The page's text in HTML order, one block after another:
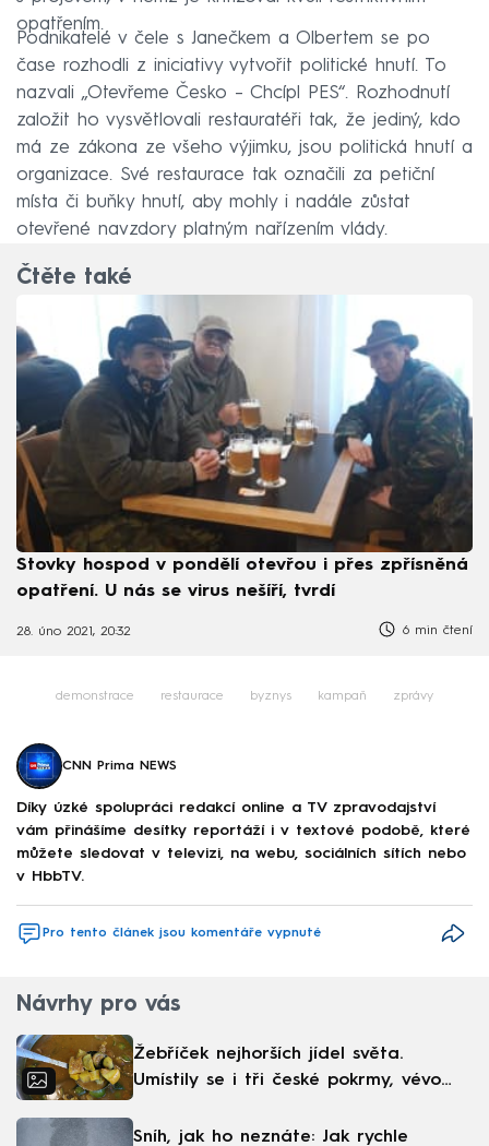
opatřením.
Podnikatelé v čele s Janečkem a Olbertem se po
čase rozhodli z iniciativy vytvořit politické hnutí. To
nazvali „Otevřeme Česko – Chcípl PES“. Rozhodnutí
založit ho vysvětlovali restauratéři tak, že jediný, kdo
má ze zákona ze všeho výjimku, jsou politická hnutí a
organizace. Své restaurace tak označili za petiční
místa či buňky hnutí, aby mohly i nadále zůstat
otevřené navzdory platným nařízením vlády.
Čtěte také
Stovky hospod v pondělí otevřou i přes zpřísněná
opatření. U nás se virus nešíří, tvrdí
28. úno 2021, 20:32 6 min čtení
demonstrace restaurace byznys kampaň zprávy
CNN Prima NEWS
Díky úzké spolupráci redakcí online a TV zpravodajství
vám přinášíme desítky reportáží i v textové podobě, které
můžete sledovat v televizi, na webu, sociálních sítích nebo
v HbbTV.
Pro tento článek jsou komentáře vypnuté
Návrhy pro vás
Žebříček nejhorších jídel světa.
Umístily se i tři české pokrmy, vévodí
Sníh, jak ho neznáte: Jak rychle